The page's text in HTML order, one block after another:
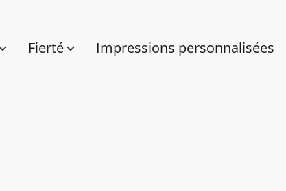
Fierté Impressions personnalisées